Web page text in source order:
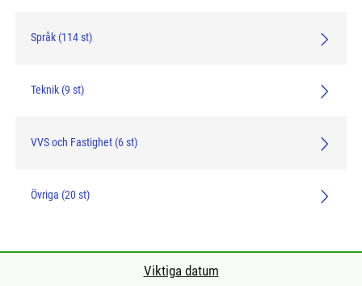
Språk (114 st)
Teknik (9 st)
VVS och Fastighet (6 st)
Övriga (20 st)
Viktiga datum